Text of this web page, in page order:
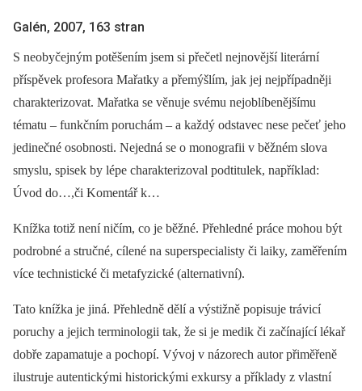
Galén, 2007, 163 stran
S neobyčejným potěšením jsem si přečetl nejnovější literární
příspěvek profesora Mařatky a přemýšlím, jak jej nejpřípadněji
charakterizovat. Mařatka se věnuje svému nejoblíbenějšímu
tématu –⁠ funkčním poruchám –⁠ a každý odstavec nese pečeť jeho
jedinečné osobnosti. Nejedná se o monografii v běžném slova
smyslu, spisek by lépe charakterizoval podtitulek, například:
Úvod do…,či Komentář k…
Knížka totiž není ničím, co je běžné. Přehledné práce mohou být
podrobné a stručné, cílené na superspecialisty či laiky, zaměřením
více technistické či metafyzické (alternativní).
Tato knížka je jiná. Přehledně dělí a výstižně popisuje trávicí
poruchy a jejich terminologii tak, že si je medik či začínající lékař
dobře zapamatuje a pochopí. Vývoj v názorech autor přiměřeně
ilustruje autentickými historickými exkursy a příklady z vlastní